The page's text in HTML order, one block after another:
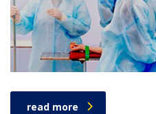
read more